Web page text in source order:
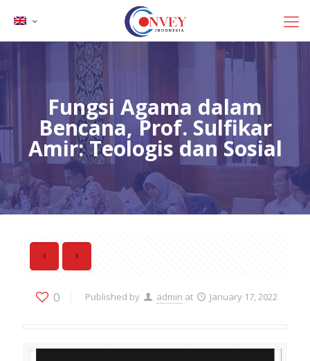
Fungsi Agama dalam
Bencana, Prof. Sulfikar
Amir: Teologis dan Sosial
0 Published by admin at January 17, 2022